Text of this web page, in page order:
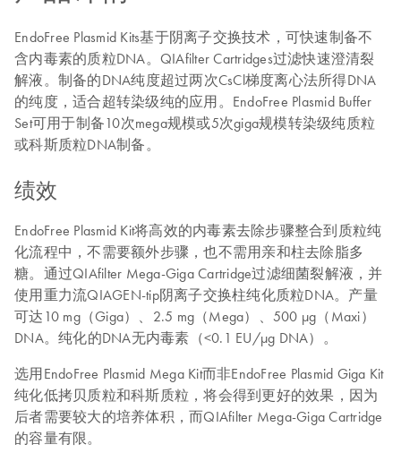
EndoFree Plasmid Kits基于阴离子交换技术，可快速制备不
含内毒素的质粒DNA。QIAfilter Cartridges过滤快速澄清裂
解液。制备的DNA纯度超过两次CsCl梯度离心法所得DNA
的纯度，适合超转染级纯的应用。EndoFree Plasmid Buffer
Set可用于制备10次mega规模或5次giga规模转染级纯质粒
或科斯质粒DNA制备。
绩效
EndoFree Plasmid Kit将高效的内毒素去除步骤整合到质粒纯
化流程中，不需要额外步骤，也不需用亲和柱去除脂多
糖。通过QIAfilter Mega-Giga Cartridge过滤细菌裂解液，并
使用重力流QIAGEN-tip阴离子交换柱纯化质粒DNA。产量
可达10 mg（Giga）、2.5 mg（Mega）、500 μg（Maxi）
DNA。纯化的DNA无内毒素（<0.1 EU/µg DNA）。
选用EndoFree Plasmid Mega Kit而非EndoFree Plasmid Giga Kit
纯化低拷贝质粒和科斯质粒，将会得到更好的效果，因为
后者需要较大的培养体积，而QIAfilter Mega-Giga Cartridge
的容量有限。